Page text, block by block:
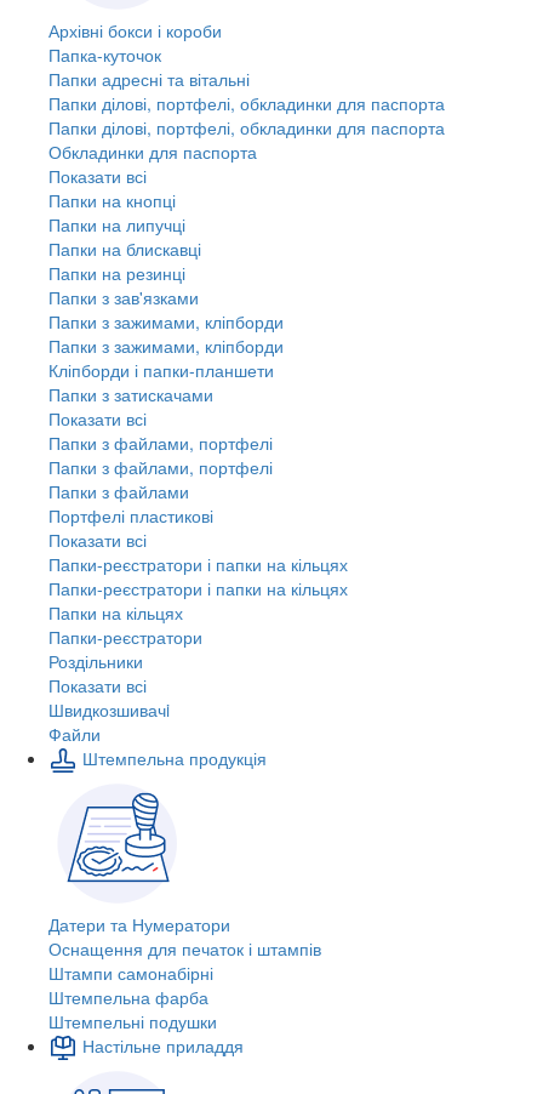
Архівні бокси і короби
Папка-куточок
Папки адресні та вітальні
Папки ділові, портфелі, обкладинки для паспорта
Папки ділові, портфелі, обкладинки для паспорта
Обкладинки для паспорта
Показати всі
Папки на кнопці
Папки на липучці
Папки на блискавці
Папки на резинці
Папки з зав'язками
Папки з зажимами, кліпборди
Папки з зажимами, кліпборди
Кліпборди і папки-планшети
Папки з затискачами
Показати всі
Папки з файлами, портфелі
Папки з файлами, портфелі
Папки з файлами
Портфелі пластикові
Показати всі
Папки-реєстратори і папки на кільцях
Папки-реєстратори і папки на кільцях
Папки на кільцях
Папки-реєстратори
Роздільники
Показати всі
Швидкозшивачi
Файли
Штемпельна продукція
Датери та Нумератори
Оснащення для печаток і штампів
Штампи самонабірні
Штемпельна фарба
Штемпельні подушки
Настільне приладдя